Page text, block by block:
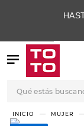
MUJER